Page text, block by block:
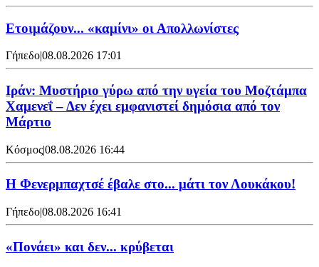
Ετοιμάζουν... «καμίνι» οι Απολλωνίστες
Γήπεδο|08.08.2026 17:01
Ιράν: Μυστήριο γύρω από την υγεία του Μοζτάμπα
Χαμενεΐ – Δεν έχει εμφανιστεί δημόσια από τον
Μάρτιο
Κόσμος|08.08.2026 16:44
Η Φενερμπαχτσέ έβαλε στο... μάτι τον Λουκάκου!
Γήπεδο|08.08.2026 16:41
«Πονάει» και δεν... κρύβεται